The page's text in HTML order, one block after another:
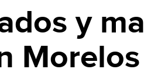
y
Morelos